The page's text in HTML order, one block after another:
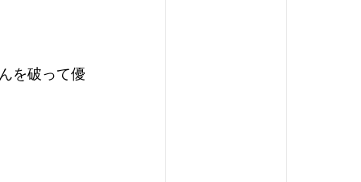
を破って優